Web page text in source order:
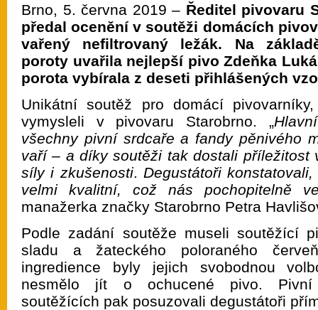
Brno, 5. června 2019 – Ředitel pivovaru
předal ocenění v soutěži domácích
vařený nefiltrovaný ležák. Na
poroty uvařila nejlepší pivo Zdeňka
porota vybírala z deseti přihlášených
Unikátní soutěž pro domácí
vymysleli v pivovaru Starobrno. „
všechny pivní srdcaře a fandy pěnivého
vaří – a díky soutěži tak dostali příležitost
síly i zkušenosti. Degustátoři
velmi kvalitní, což nás pochopitelně
manažerka značky Starobrno Petra
Podle zadání soutěže museli soutěžící
sladu a žateckého poloraného
ingredience byly jejich svobodnou
nesmělo jít o ochucené pivo. Pivní
soutěžících pak posuzovali degustátoři